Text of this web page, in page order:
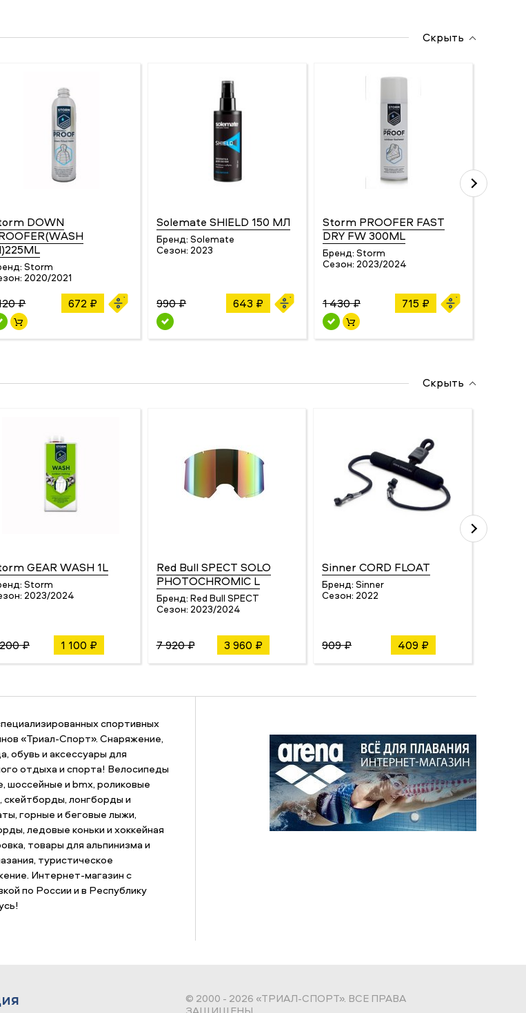
Скрыть
DOWN
Storm
2020/2021
₽ 672 ₽
Solemate SHIELD 150 МЛ
Бренд: Solemate
Сезон: 2023
990 ₽ 643 ₽
Storm PROOFER FAST
DRY FW 300ML
Бренд: Storm
Сезон: 2023/2024
1 430 ₽ 715 ₽
Скрыть
GEAR WASH 1L
Storm
2023/2024
₽ 1 100 ₽
Red Bull SPECT SOLO
PHOTOCHROMIC L
Бренд: Red Bull SPECT
Сезон: 2023/2024
7 920 ₽ 3 960 ₽
Sinner CORD FLOAT
Бренд: Sinner
Сезон: 2022
909 ₽ 409 ₽
спортивных
«Триал-Спорт». Снаряжение,
обувь и аксессуары для
отдыха и спорта! Велосипеды
шоссейные и bmx, роликовые
скейтборды, лонгборды и
горные и беговые лыжи,
ледовые коньки и хоккейная
товары для альпинизма и
туристическое
Интернет-магазин с
по России и в Республику
© 2000 - 2026 «ТРИАЛ-СПОРТ». ВСЕ ПРАВА